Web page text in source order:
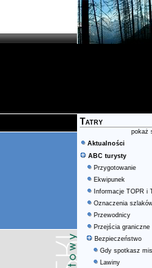
Tatry
pokaż
Aktualności
ABC turysty
Przygotowanie
Ekwipunek
Informacje TOPR i
Oznaczenia
Przewodnicy
Przejścia graniczne
Bezpieczeństwo
Gdy spotkasz
Lawiny